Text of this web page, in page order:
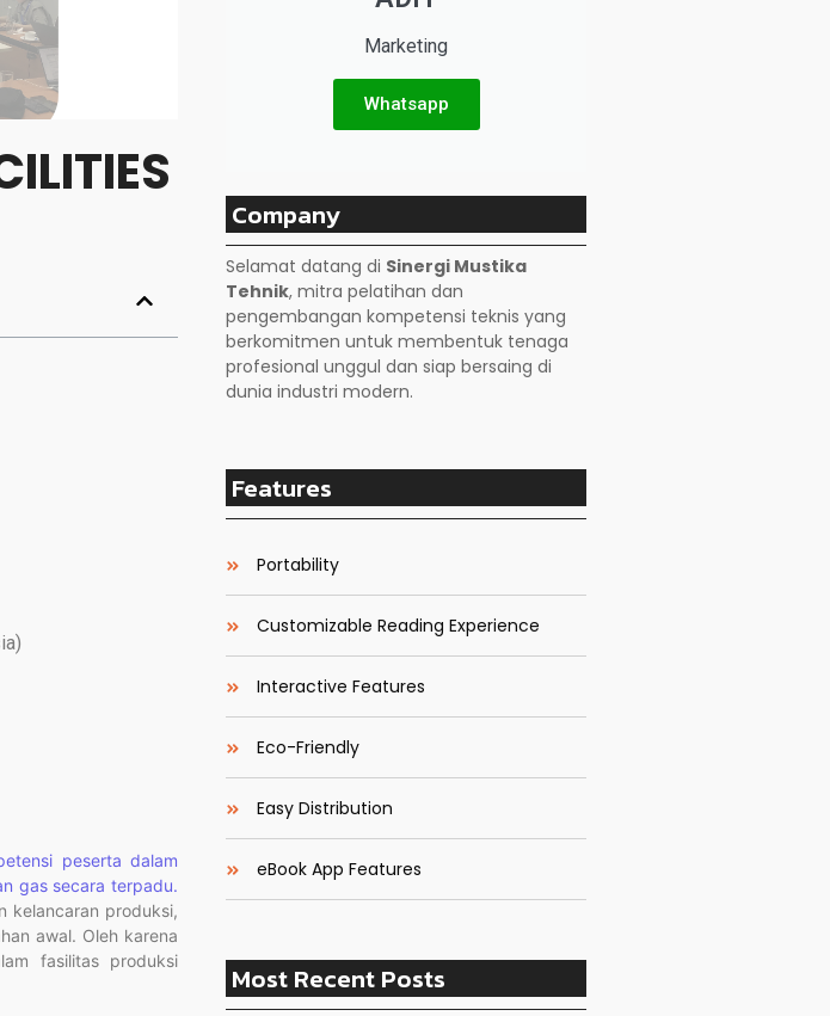
peserta dalam
gas secara terpadu.
kelancaran produksi,
awal. Oleh karena
fasilitas produksi
Marketing
Whatsapp
Company
Selamat datang di Sinergi Mustika
Tehnik, mitra pelatihan dan
pengembangan kompetensi teknis yang
berkomitmen untuk membentuk tenaga
profesional unggul dan siap bersaing di
dunia industri modern.
Features
Portability
Customizable Reading Experience
Interactive Features
Eco-Friendly
Easy Distribution
eBook App Features
Most Recent Posts